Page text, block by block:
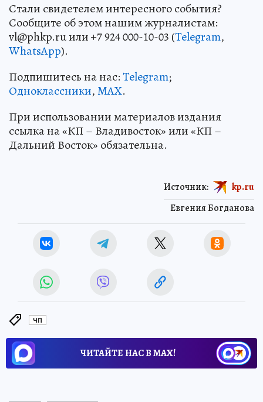
Стали свидетелем интересного события?
Сообщите об этом нашим журналистам:
vl@phkp.ru или +7 924 000-10-03 (Telegram,
WhatsApp).
Подпишитесь на нас:Telegram;
Одноклассники,MAX.
При использовании материалов издания
ссылка на «КП – Владивосток» или «КП –
Дальний Восток» обязательна.
Евгения Богданова
Источник: kp.ru
ЧП
ЧИТАЙТЕ НАС В МАХ!